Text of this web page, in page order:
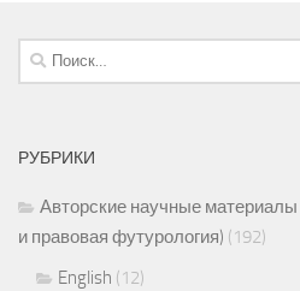
Найти:
РУБРИКИ
Авторские научные материалы
и правовая футурология) (192)
English (12)